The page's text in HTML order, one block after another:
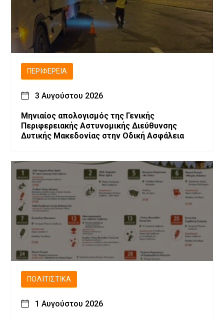
ΠΕΡΙΦΈΡΕΙΑ
3 Αυγούστου 2026
Μηνιαίος απολογισμός της Γενικής
Περιφερειακής Αστυνομικής Διεύθυνσης
Δυτικής Μακεδονίας στην Οδική Ασφάλεια
ΠΟΛΙΤΙΣΤΙΚΆ
1 Αυγούστου 2026